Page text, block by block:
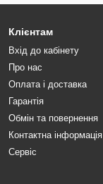
Клієнтам
Вхід до кабінету
Про нас
Оплата і доставка
Гарантія
Обмін та повернення
Контактна інформація
Сервіс